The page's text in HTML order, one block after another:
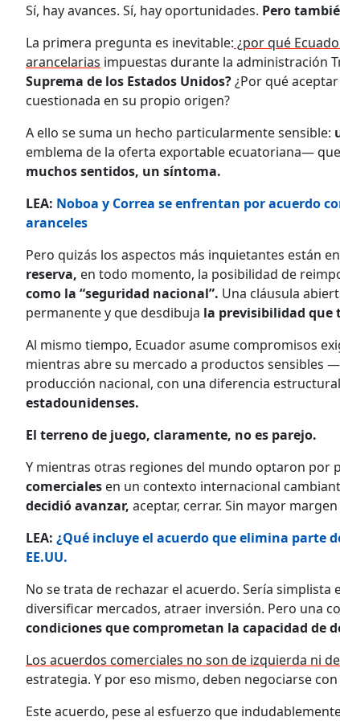
Sí, hay avances. Sí, hay oportunidades. Pero
La primera pregunta es inevitable: ¿por qué
arancelarias impuestas durante la administración
Suprema de los Estados Unidos?¿Por qué
cuestionada en su propio origen?
A ello se suma un hecho particularmente sensible:
emblema de la oferta exportable ecuatoriana—
muchos sentidos, un síntoma.
LEA: Noboa y Correa se enfrentan por acuerdo
aranceles
Pero quizás los aspectos más inquietantes están
reserva, en todo momento, la posibilidad de
como la “seguridad nacional”. Una cláusula
permanente y que desdibuja la previsibilidad que
Al mismo tiempo, Ecuador asume compromisos
mientras abre su mercado a productos sensibles
producción nacional, con una diferencia
estadounidenses.
El terreno de juego, claramente, no es parejo.
Y mientras otras regiones del mundo optaron por
comerciales en un contexto internacional
decidió avanzar, aceptar, cerrar. Sin mayor
LEA: ¿Qué incluye el acuerdo que elimina parte
EE.UU.
No se trata de rechazar el acuerdo. Sería simplista
diversificar mercados, atraer inversión. Pero una
condiciones que comprometan la capacidad de
Los acuerdos comerciales no son de izquierda ni
estrategia. Y por eso mismo, deben negociarse
Este acuerdo, pese al esfuerzo que